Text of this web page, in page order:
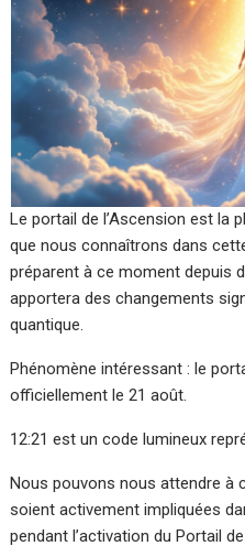
Le portail de l’Ascension est la
que nous connaîtrons dans
préparent à ce moment depuis
apportera des changements
quantique.
Phénomène intéressant : le
officiellement le 21 août.
12:21 est un code lumineux
Nous pouvons nous attendre à
soient activement impliquées
pendant l’activation du Portail